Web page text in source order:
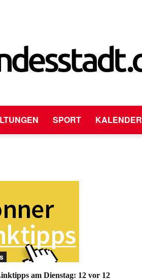
Bundesstadt.com
SPORT KALENDER
am Dienstag: 12 vor 12